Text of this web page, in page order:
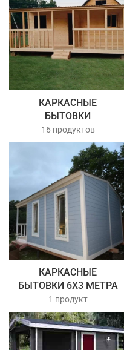
КАРКАСНЫЕ
БЫТОВКИ
16 продуктов
КАРКАСНЫЕ
БЫТОВКИ 6Х3 МЕТРА
1 продукт